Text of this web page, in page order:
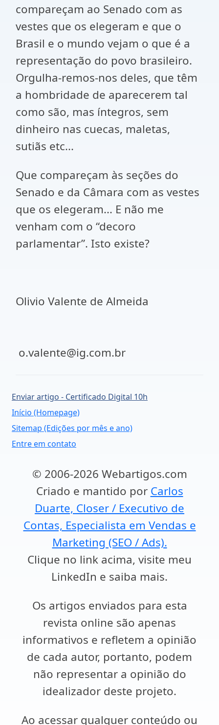
compareçam ao Senado com as
vestes que os elegeram e que o
Brasil e o mundo vejam o que é a
representação do povo brasileiro.
Orgulha-remos-nos deles, que têm
a hombridade de aparecerem tal
como são, mas íntegros, sem
dinheiro nas cuecas, maletas,
sutiãs etc...
Que compareçam às seções do
Senado e da Câmara com as vestes
que os elegeram... E não me
venham com o “decoro
parlamentar”. Isto existe?
Olivio Valente de Almeida
o.valente@ig.com.br
Enviar artigo - Certificado Digital 10h
Início (Homepage)
Sitemap (Edições por mês e ano)
Entre em contato
© 2006-2026 Webartigos.com
Criado e mantido por Carlos
Duarte, Closer / Executivo de
Contas, Especialista em Vendas e
Marketing (SEO / Ads).
Clique no link acima, visite meu
LinkedIn e saiba mais.
Os artigos enviados para esta
revista online são apenas
informativos e refletem a opinião
de cada autor, portanto, podem
não representar a opinião do
idealizador deste projeto.
Ao acessar qualquer conteúdo ou